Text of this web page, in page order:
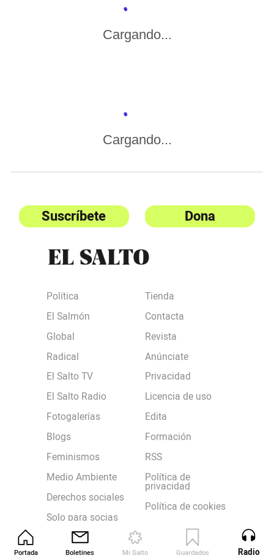
Portada Boletines Mi Salto Guardados Revista
Cargando...
Cargando...
Radio
Suscríbete Dona
Política
El Salmón
Global
Radical
El Salto TV
El Salto Radio
Fotogalerías
Blogs
Feminismos
Medio Ambiente
Derechos sociales
Solo para socias
Boletines
Tienda
Contacta
Revista
Anúnciate
Privacidad
Licencia de uso
Edita
Formación
RSS
Política de
privacidad
Política de cookies
Terminos y
condiciones